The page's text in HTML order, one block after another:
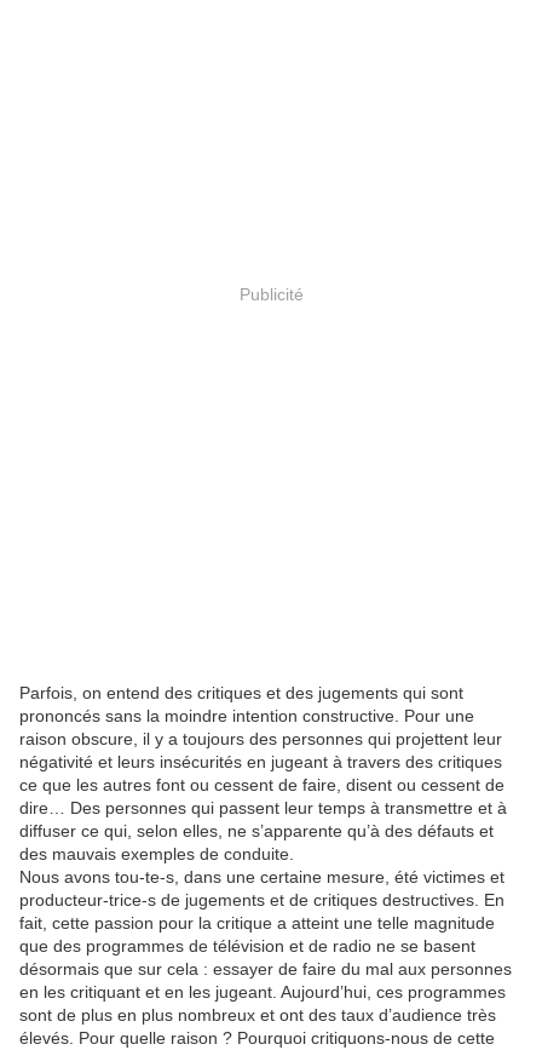
Publicité
Parfois, on entend des critiques et des jugements qui sont
prononcés sans la moindre intention constructive. Pour une
raison obscure, il y a toujours des personnes qui projettent leur
négativité et leurs insécurités en jugeant à travers des critiques
ce que les autres font ou cessent de faire, disent ou cessent de
dire… Des personnes qui passent leur temps à transmettre et à
diffuser ce qui, selon elles, ne s’apparente qu’à des défauts et
des mauvais exemples de conduite.
Nous avons tou-te-s, dans une certaine mesure, été victimes et
producteur-trice-s de jugements et de critiques destructives. En
fait, cette passion pour la critique a atteint une telle magnitude
que des programmes de télévision et de radio ne se basent
désormais que sur cela : essayer de faire du mal aux personnes
en les critiquant et en les jugeant. Aujourd’hui, ces programmes
sont de plus en plus nombreux et ont des taux d’audience très
élevés. Pour quelle raison ? Pourquoi critiquons-nous de cette